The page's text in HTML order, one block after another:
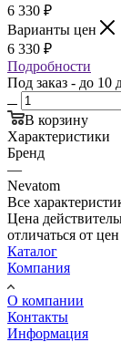
6 330 ₽
Варианты цен
6 330 ₽
Подробности
Под заказ - до 10
В корзину
Характеристики
Бренд
—
Nevatom
Все
Цена
отличаться от
Каталог
Компания
О компании
Контакты
Информация